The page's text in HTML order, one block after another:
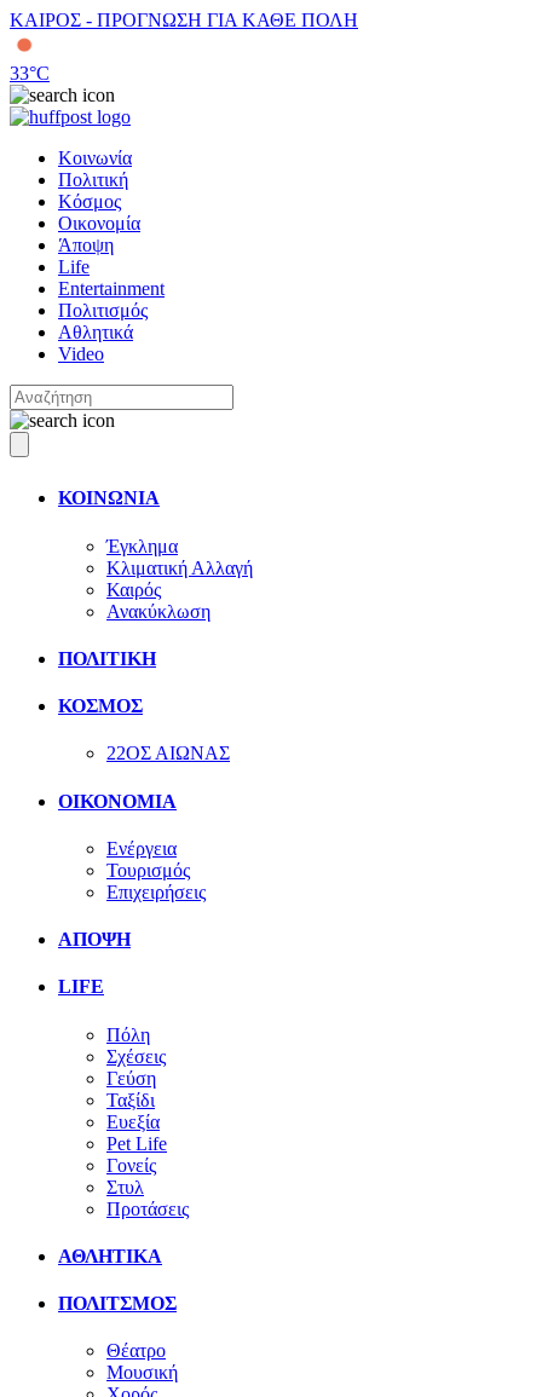
ΚΑΙΡΟΣ - ΠΡΟΓΝΩΣΗ ΓΙΑ ΚΑΘΕ ΠΟΛΗ
33°C
Κοινωνία
Πολιτική
Κόσμος
Οικονομία
Άποψη
Life
Entertainment
Πολιτισμός
Αθλητικά
Video
ΚΟΙΝΩΝΙΑ
Έγκλημα
Κλιματική Αλλαγή
Καιρός
Ανακύκλωση
ΠΟΛΙΤΙΚΗ
ΚΟΣΜΟΣ
22ΟΣ ΑΙΩΝΑΣ
ΟΙΚΟΝΟΜΙΑ
Ενέργεια
Τουρισμός
Επιχειρήσεις
ΑΠΟΨΗ
LIFE
Πόλη
Σχέσεις
Γεύση
Ταξίδι
Ευεξία
Pet Life
Γονείς
Στυλ
Προτάσεις
ΑΘΛΗΤΙΚΑ
ΠΟΛΙΤΣΜΟΣ
Θέατρο
Μουσική